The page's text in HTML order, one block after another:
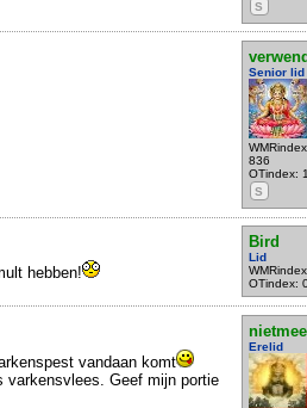
S
Senior lid
836
OTindex:
S
Bird
Lid
OTindex:
hebben!
Erelid
vandaan komt
varkensvlees. Geef mijn portie